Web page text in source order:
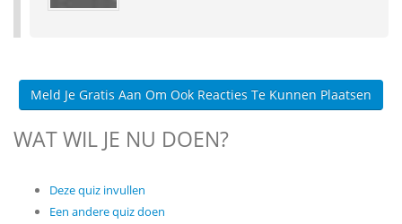
Meld Je Gratis Aan Om Ook Reacties Te Kunnen Plaatsen
WAT WIL JE NU DOEN?
Deze quiz invullen
Een andere quiz doen